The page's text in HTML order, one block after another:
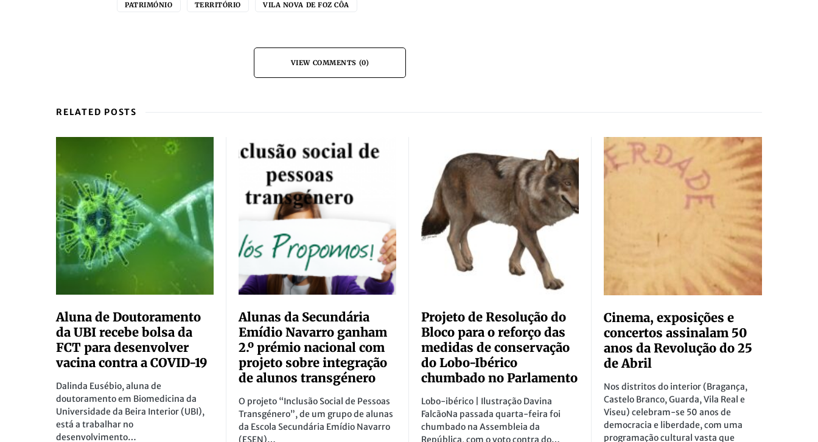
PATRIMÓNIO TERRITÓRIO VILA NOVA DE FOZ CÔA
VIEW COMMENTS (0)
RELATED POSTS
Aluna de Doutoramento
da UBI recebe bolsa da
FCT para desenvolver
vacina contra a COVID-19
Dalinda Eusébio, aluna de
doutoramento em Biomedicina da
Universidade da Beira Interior (UBI),
está a trabalhar no
desenvolvimento…
Alunas da Secundária
Emídio Navarro ganham
2.º prémio nacional com
projeto sobre integração
de alunos transgénero
O projeto “Inclusão Social de Pessoas
Transgénero”, de um grupo de alunas
da Escola Secundária Emídio Navarro
(ESEN)…
Projeto de Resolução do
Bloco para o reforço das
medidas de conservação
do Lobo-Ibérico
chumbado no Parlamento
Lobo-ibérico | Ilustração Davina
FalcãoNa passada quarta-feira foi
chumbado na Assembleia da
República, com o voto contra do…
Cinema, exposições e
concertos assinalam 50
anos da Revolução do 25
de Abril
Nos distritos do interior (Bragança,
Castelo Branco, Guarda, Vila Real e
Viseu) celebram-se 50 anos de
democracia e liberdade, com uma
programação cultural vasta que